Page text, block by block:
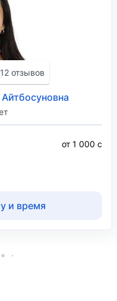
12 отзывов
от 1 000 с
и время